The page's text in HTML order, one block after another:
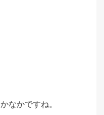
なかですね。